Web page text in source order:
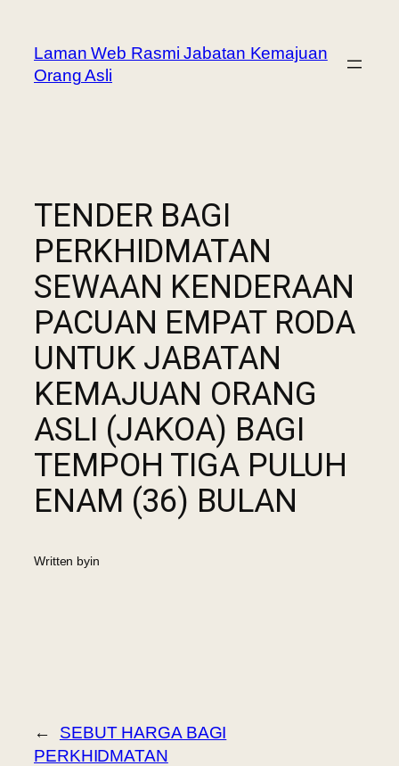
Laman Web Rasmi Jabatan Kemajuan
Orang Asli
TENDER BAGI
PERKHIDMATAN
SEWAAN KENDERAAN
PACUAN EMPAT RODA
UNTUK JABATAN
KEMAJUAN ORANG
ASLI (JAKOA) BAGI
TEMPOH TIGA PULUH
ENAM (36) BULAN
Written byin
←
SEBUT HARGA BAGI
PERKHIDMATAN